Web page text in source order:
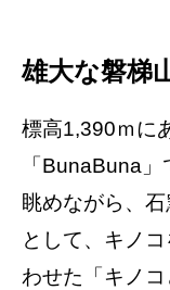
雄大な磐梯
標高1,390ｍに
「BunaBuna
眺めながら、
として、キノ
わせた「キノ